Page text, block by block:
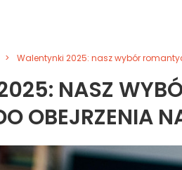
Walentynki 2025: nasz wybór
NASZ
OBEJRZENIA